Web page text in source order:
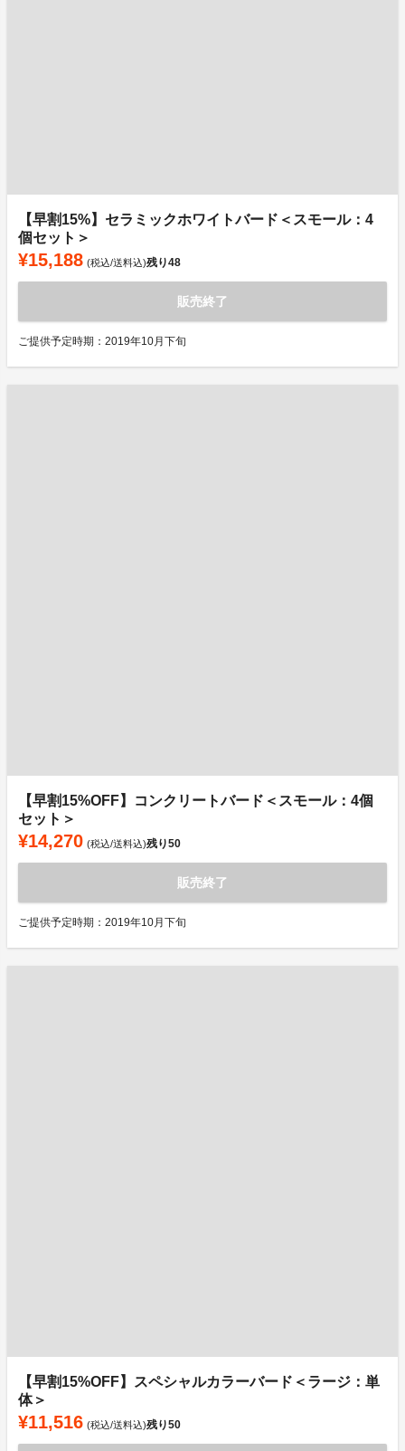
【早割15%】セラミックホワイトバード＜スモール：4
個セット＞
¥15,188 (税込/送料込)残り48
販売終了
ご提供予定時期：2019年10月下旬
【早割15%OFF】コンクリートバード＜スモール：4個
セット＞
¥14,270 (税込/送料込)残り50
販売終了
ご提供予定時期：2019年10月下旬
【早割15%OFF】スペシャルカラーバード＜ラージ：単
体＞
¥11,516 (税込/送料込)残り50